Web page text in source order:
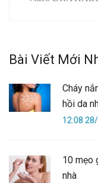
Bài Viết Mới
Cháy
hồi da
12:08
10 mẹo
nhà